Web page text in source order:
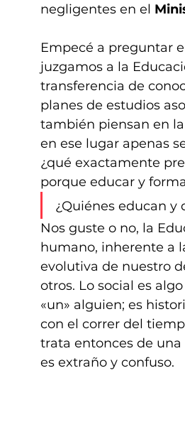
negligentes en el
Empecé a preguntar
juzgamos a la
transferencia de
planes de estudios
también piensan en
en ese lugar apenas
¿qué exactamente
porque educar y
¿Quiénes educan y
Nos guste o no, la
humano, inherente a
evolutiva de nuestro
otros. Lo social es
«un» alguien; es
con el correr del
trata entonces de
es extraño y confuso.